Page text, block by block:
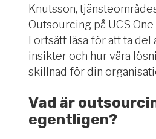
Knutsson,
Outsourcing på UCS One
Fortsätt läsa för att ta del
insikter och hur våra
skillnad för din
Vad är
egentligen?